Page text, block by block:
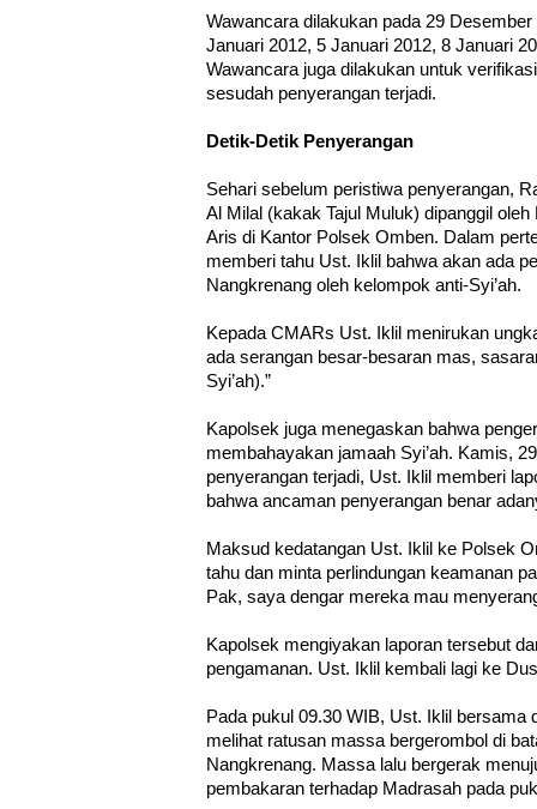
Wawancara dilakukan pada 29
Januari 2012, 5 Januari 2012, 8 Januari
Wawancara juga dilakukan untuk
sesudah penyerangan terjadi.
Detik-Detik Penyerangan
Sehari sebelum peristiwa penyerangan,
Al Milal (kakak Tajul Muluk) dipanggil
Aris di Kantor Polsek Omben. Dalam
memberi tahu Ust. Iklil bahwa akan ada
Nangkrenang oleh kelompok anti-Syi’ah.
Kepada CMARs Ust. Iklil menirukan
ada serangan besar-besaran mas,
Syi’ah).”
Kapolsek juga menegaskan bahwa
membahayakan jamaah Syi’ah. Kamis,
penyerangan terjadi, Ust. Iklil memberi
bahwa ancaman penyerangan benar
Maksud kedatangan Ust. Iklil ke Polsek
tahu dan minta perlindungan keamanan
Pak, saya dengar mereka mau
Kapolsek mengiyakan laporan tersebut
pengamanan. Ust. Iklil kembali lagi ke
Pada pukul 09.30 WIB, Ust. Iklil bersama
melihat ratusan massa bergerombol di
Nangkrenang. Massa lalu bergerak
pembakaran terhadap Madrasah pada